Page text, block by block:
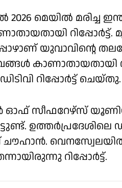
മെയില്‍ മരിച്ച
യുവാവിന്റെ
റിപ്പോര്‍ട്ട് ചെയ്തു.
ഓഫ് സീഫറേഴ്‌സ്
ചൗഹാന്‍.
റിപ്പോര്‍ട്ട്.